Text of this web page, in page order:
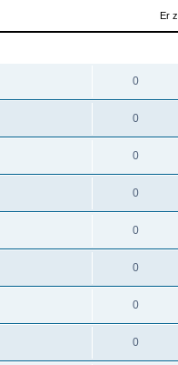
Er
0
0
0
0
0
0
0
0